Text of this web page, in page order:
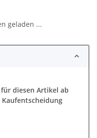
geladen ...
diesen Artikel ab